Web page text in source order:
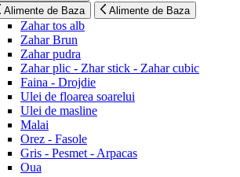
Alimente de Baza Alimente de Baza
Zahar tos alb
Zahar Brun
Zahar pudra
Zahar plic - Zhar stick - Zahar cubic
Faina - Drojdie
Ulei de floarea soarelui
Ulei de masline
Malai
Orez - Fasole
Gris - Pesmet - Arpacas
Oua